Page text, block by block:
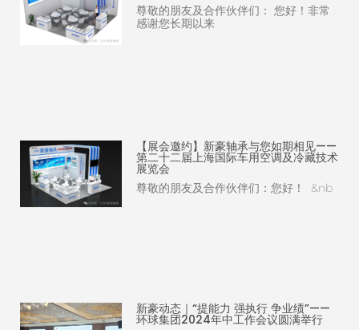
尊敬的朋友及合作伙伴们： 您好！非常
感谢您长期以来
【展会邀约】新豪轴承与您如期相见——
第二十二届上海国际车用空调及冷藏技术
展览会
尊敬的朋友及合作伙伴们：您好！ &nb
新豪动态｜“提能力 强执行 争业绩”——
环球集团2024年中工作会议圆满举行